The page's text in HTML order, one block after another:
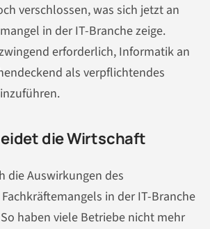
verschlossen, was sich jetzt an
in der IT-Branche zeige.
erforderlich, Informatik an
als verpflichtendes
die Wirtschaft
die Auswirkungen des
in der IT-Branche
haben viele Betriebe nicht mehr